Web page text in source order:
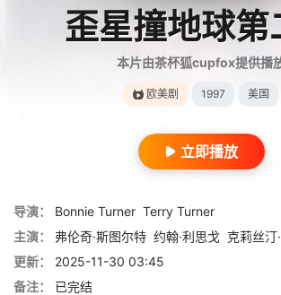
歪星撞地球第
本片由茶杯狐cupfox提供播
欧美剧 1997 美国
立即播放
导演： Bonnie Turner Terry Turner
主演：
弗伦奇·斯图尔特 约翰·利思戈 克莉丝汀
更新：
2025-11-30 03:45
备注：
已完结